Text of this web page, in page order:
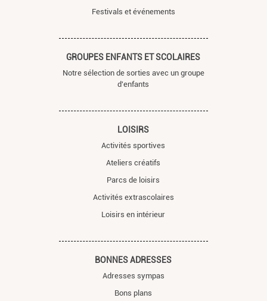
Festivals et événements
GROUPES ENFANTS ET SCOLAIRES
Notre sélection de sorties avec un groupe
d'enfants
LOISIRS
Activités sportives
Ateliers créatifs
Parcs de loisirs
Activités extrascolaires
Loisirs en intérieur
BONNES ADRESSES
Adresses sympas
Bons plans